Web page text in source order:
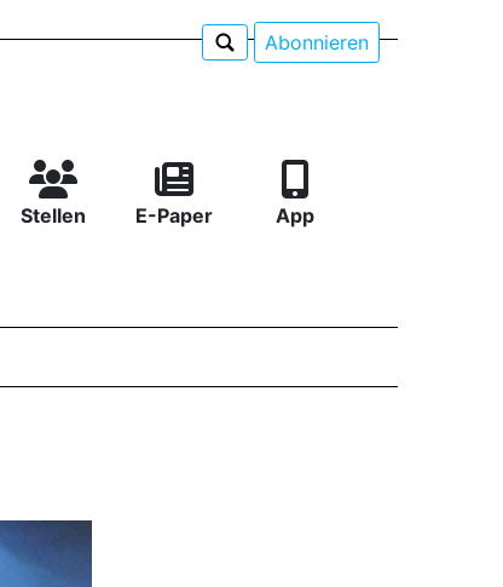
Abonnieren
Stellen E-Paper App